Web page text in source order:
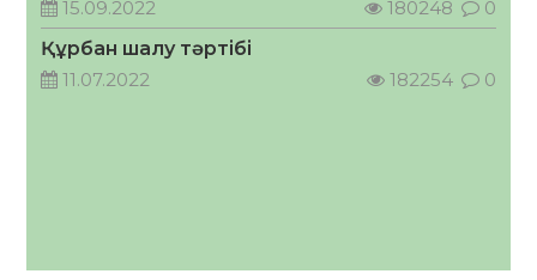
05.08.2026
51 0
15.09.2022
180248
0
Құрбан шалу тәртібі
11.07.2022
182254 0